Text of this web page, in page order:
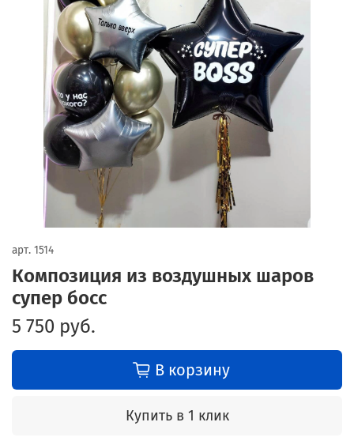
арт. 1514
Композиция из воздушных шаров
супер босс
5 750 руб.
В корзину
Купить в 1 клик